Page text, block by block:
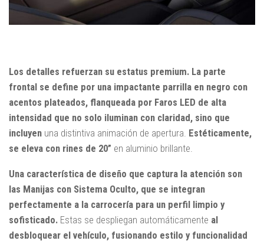
Los detalles refuerzan su estatus premium. La parte
frontal se define por una impactante parrilla en negro con
acentos plateados, flanqueada por Faros LED de alta
intensidad que no solo iluminan con claridad, sino que
incluyen una distintiva animación de apertura. Estéticamente,
se eleva con rines de 20” en aluminio brillante.
Una característica de diseño que captura la atención son
las Manijas con Sistema Oculto, que se integran
perfectamente a la carrocería para un perfil limpio y
sofisticado. Estas se despliegan automáticamente al
desbloquear el vehículo, fusionando estilo y funcionalidad